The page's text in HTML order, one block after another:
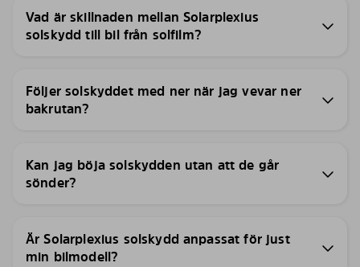
Vad är skillnaden mellan Solarplexius
solskydd till bil från solfilm?
Följer solskyddet med ner när jag vevar ner
bakrutan?
Kan jag böja solskydden utan att de går
sönder?
Är Solarplexius solskydd anpassat för just
min bilmodell?